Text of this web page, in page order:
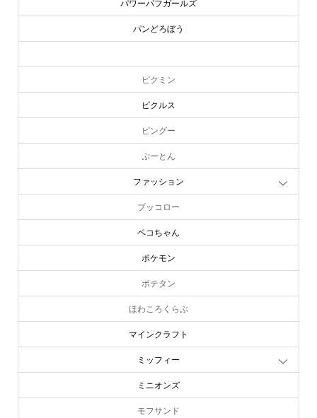
パワーパフガールズ
パンどろぼう
ピクミン
ピクルス
ピングー
ぷーとん
ファッション
ブッコロー
ペコちゃん
ポケモン
ポテタン
ほわころくらぶ
マインクラフト
ミッフィー
ミニオンズ
モフサンド